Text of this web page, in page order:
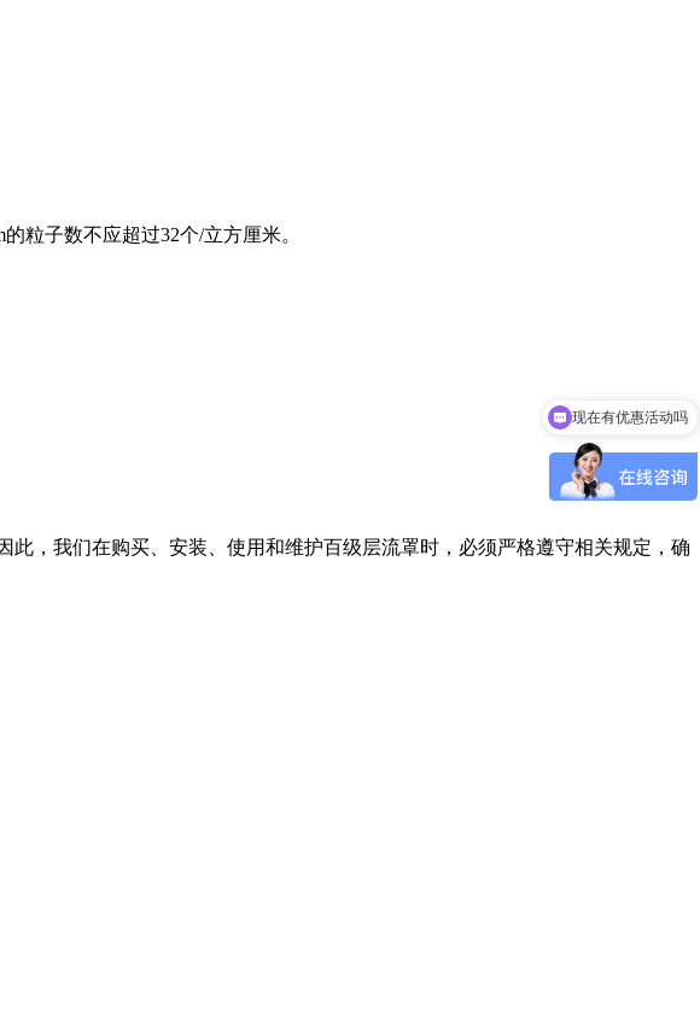
粒子数不应超过32个/立方厘米。
，我们在购买、安装、使用和维护百级层流罩时，必须严格遵守相关规定，确
可以介绍下你们的产品么